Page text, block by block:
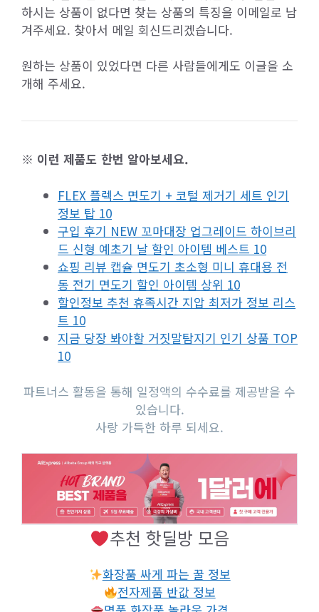
하시는 상품이 없다면 찾는 상품의 특징을 이메일로 남
겨주세요. 찾아서 메일 회신드리겠습니다.
원하는 상품이 있었다면 다른 사람들에게도 이글을 소
개해 주세요.
※ 이런 제품도 한번 알아보세요.
FLEX 플렉스 면도기 + 코털 제거기 세트 인기
정보 탑 10
구입 후기 NEW 꼬마대장 업그레이드 하이브리
드 신형 예초기 날 할인 아이템 베스트 10
쇼핑 리뷰 캡슐 면도기 초소형 미니 휴대용 전
동 전기 면도기 할인 아이템 상위 10
할인정보 추천 휴족시간 지압 최저가 정보 리스
트 10
지금 당장 봐야할 거짓말탐지기 인기 상품 TOP
10
파트너스 활동을 통해 일정액의 수수료를 제공받을 수
있습니다.
사랑 가득한 하루 되세요.
추천 핫딜방 모음
화장품 싸게 파는 꿀 정보
전자제품 반값 정보